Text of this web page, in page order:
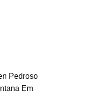
Pedroso
Em